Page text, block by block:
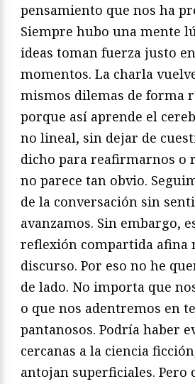
pensamiento que nos ha
Siempre hubo una mente
ideas toman fuerza justo
momentos. La charla
mismos dilemas de forma
porque así aprende el
no lineal, sin dejar de
dicho para reafirmarnos o
no parece tan obvio.
de la conversación sin
avanzamos. Sin embargo,
reflexión compartida afina
discurso. Por eso no he
de lado. No importa que
o que nos adentremos en
pantanosos. Podría haber
cercanas a la ciencia
antojan superficiales. Pero